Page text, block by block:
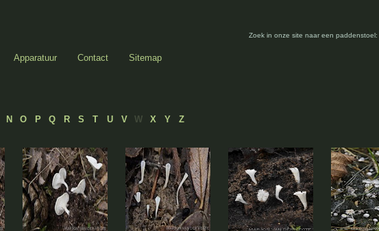
Zoek in onze site naar een paddenstoel:
Apparatuur Contact Sitemap
N O P Q R S T U V W X Y Z